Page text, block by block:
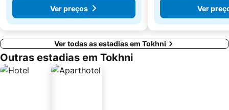
Ver preços
Ver
Ver todas as estadias em Tokhni
Outras estadias em Tokhni